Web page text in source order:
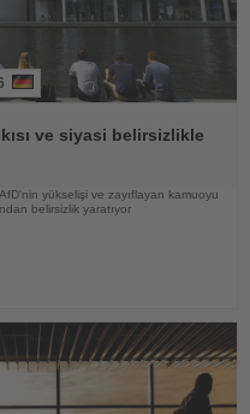
ve siyasi belirsizlikle
yükselişi ve zayıflayan kamuoyu
belirsizlik yaratıyor